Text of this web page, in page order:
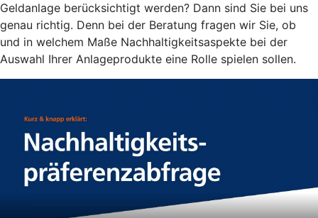
Geldanlage berücksichtigt werden? Dann sind Sie bei uns
genau richtig. Denn bei der Beratung fragen wir Sie, ob
und in welchem Maße Nachhaltigkeitsaspekte bei der
Auswahl Ihrer Anlageprodukte eine Rolle spielen sollen.